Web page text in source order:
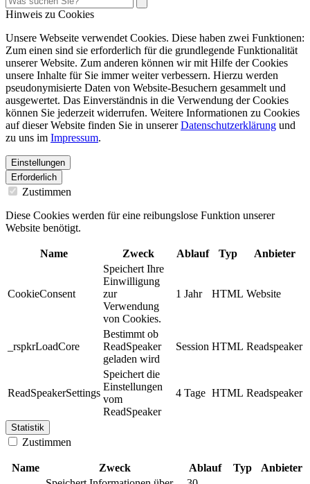
Hinweis zu Cookies
Unsere Webseite verwendet Cookies. Diese haben zwei Funktionen:
Zum einen sind sie erforderlich für die grundlegende Funktionalität
unserer Website. Zum anderen können wir mit Hilfe der Cookies
unsere Inhalte für Sie immer weiter verbessern. Hierzu werden
pseudonymisierte Daten von Website-Besuchern gesammelt und
ausgewertet. Das Einverständnis in die Verwendung der Cookies
können Sie jederzeit widerrufen. Weitere Informationen zu Cookies
auf dieser Website finden Sie in unsererDatenschutzerklärung und
zu uns im Impressum.
Einstellungen
Erforderlich
Zustimmen
Diese Cookies werden für eine reibungslose Funktion unserer
Website benötigt.
Name Zweck Ablauf Typ Anbieter
CookieConsent
Speichert Ihre
Einwilligung
zur
Verwendung
von Cookies.
1 Jahr HTML Website
_rspkrLoadCore
Bestimmt ob
ReadSpeaker
geladen wird
Session HTML Readspeaker
ReadSpeakerSettings
Speichert die
Einstellungen
vom
ReadSpeaker
4 Tage HTML Readspeaker
Statistik
Zustimmen
Name Zweck Ablauf Typ
Anbieter